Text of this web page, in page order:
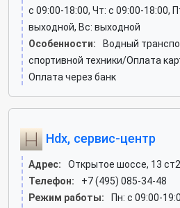
c 09:00-18:00, Чт: c 09:00-18:00,
выходной, Вс: выходной
Особенности:
Водный
спортивной техники/Оплата
Оплата через банк
Hdx, сервис-центр
Адрес:
Открытое шоссе, 13
Телефон:
+7 (495) 085-34-48
Режим работы:
Пн: c 09:00-